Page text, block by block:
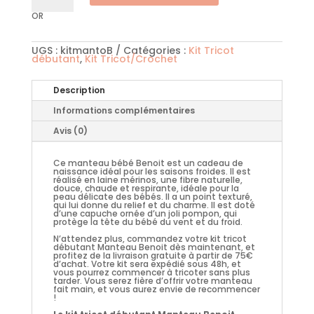
débutant
Manteau
OR
UGS : kitmantoB Catégories : Kit Tricot
débutant,Kit Tricot/Crochet
Description
Informations complémentaires
Avis (0)
Ce manteau bébé Benoit est un cadeau de
naissance idéal pour les saisons froides. Il est
réalisé en laine mérinos, une fibre naturelle,
douce, chaude et respirante, idéale pour la
peau délicate des bébés. Il a un point texturé,
qui lui donne du relief et du charme. Il est doté
d’une capuche ornée d’un joli pompon, qui
protège la tête du bébé du vent et du froid.
N’attendez plus, commandez votre kit tricot
débutant Manteau Benoit dès maintenant, et
profitez de la livraison gratuite à partir de 75€
d’achat. Votre kit sera expédié sous 48h, et
vous pourrez commencer à tricoter sans plus
tarder. Vous serez fière d’offrir votre manteau
fait main, et vous aurez envie de recommencer
!